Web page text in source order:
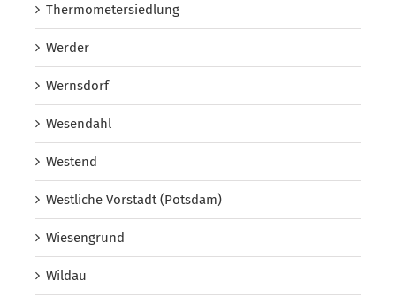
Thermometersiedlung
Werder
Wernsdorf
Wesendahl
Westend
Westliche Vorstadt (Potsdam)
Wiesengrund
Wildau